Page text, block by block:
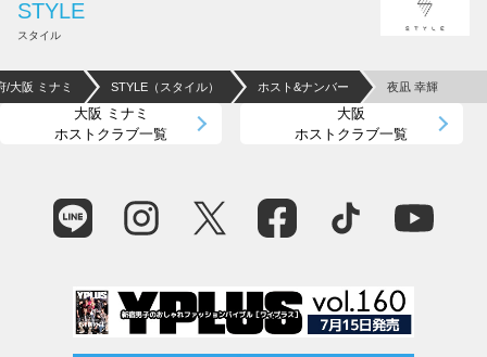
STYLE
スタイル
/大阪 ミナミ STYLE（スタイル） ホスト&ナンバー 夜凪 幸輝
大阪 ミナミ
ホストクラブ一覧
大阪
ホストクラブ一覧